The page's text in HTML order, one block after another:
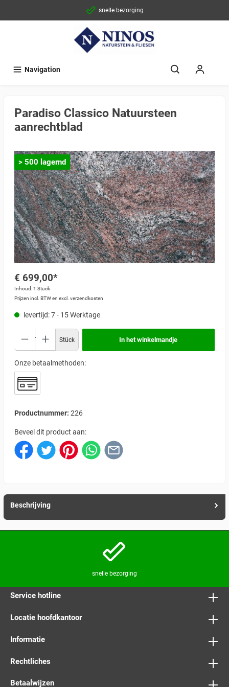
snelle bezorging
Navigation
Paradiso Classico Natuursteen
aanrechtblad
> 500 lagernd
€ 699,00*
Inhoud:1 Stück
Prijzen incl. BTW en excl. verzendkosten
levertijd: 7 - 15 Werktage
Stück In het winkelmandje
Onze betaalmethoden:
Productnummer: 226
Beveel dit product aan:
Beschrijving
snelle bezorging
Service hotline
Locatie hoofdkantoor
Informatie
Rechtliches
Betaalwijzen